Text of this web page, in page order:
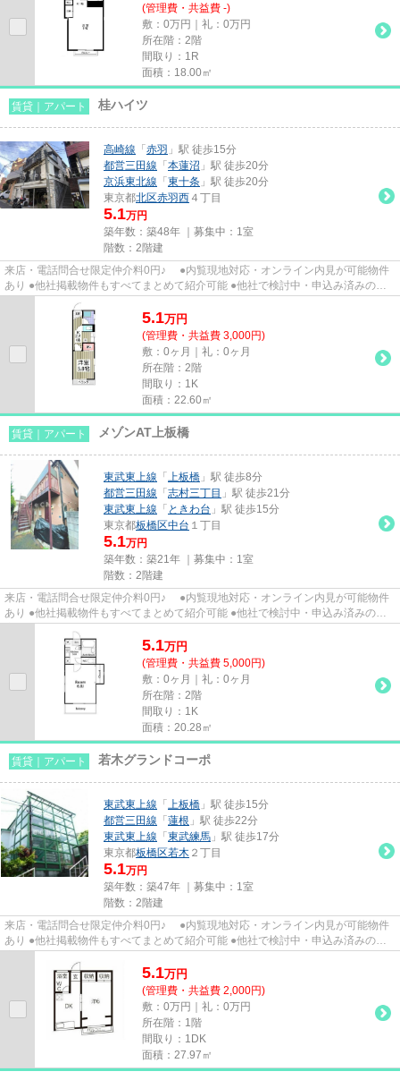
(管理費・共益費 -)
敷：0万円｜礼：0万円
所在階：2階
間取り：1R
面積：18.00㎡
賃貸｜アパート 桂ハイツ
高崎線 「 赤羽 」駅 徒歩15分
都営三田線 「 本蓮沼 」駅 徒歩20分
京浜東北線 「 東十条 」駅 徒歩20分
東京都北区赤羽西 ４丁目
5.1万円
築年数：築48年 ｜募集中： 1室
階数：2階建
来店・電話問合せ限定仲介料0円♪ ●内覧現地対応・オンライン内見が可能物件
あり ●他社掲載物件もすべてまとめて紹介可能 ●他社で検討中・申込み済みのお
客様、初期費用がさらに減額...
5.1万円
(管理費・共益費 3,000円)
敷：0ヶ月｜礼：0ヶ月
所在階：2階
間取り：1K
面積：22.60㎡
賃貸｜アパート メゾンAT上板橋
東武東上線 「 上板橋 」駅 徒歩8分
都営三田線 「 志村三丁目 」駅 徒歩21分
東武東上線 「 ときわ台 」駅 徒歩15分
東京都板橋区中台 １丁目
5.1万円
築年数：築21年 ｜募集中： 1室
階数：2階建
来店・電話問合せ限定仲介料0円♪ ●内覧現地対応・オンライン内見が可能物件
あり ●他社掲載物件もすべてまとめて紹介可能 ●他社で検討中・申込み済みのお
5.1万円
(管理費・共益費 5,000円)
敷：0ヶ月｜礼：0ヶ月
所在階：2階
間取り：1K
面積：20.28㎡
賃貸｜アパート 若木グランドコーポ
東武東上線 「 上板橋 」駅 徒歩15分
都営三田線 「 蓮根 」駅 徒歩22分
東武東上線 「 東武練馬 」駅 徒歩17分
東京都板橋区若木 ２丁目
5.1万円
築年数：築47年 ｜募集中： 1室
階数：2階建
来店・電話問合せ限定仲介料0円♪ ●内覧現地対応・オンライン内見が可能物件
あり ●他社掲載物件もすべてまとめて紹介可能 ●他社で検討中・申込み済みのお
5.1万円
(管理費・共益費 2,000円)
敷：0万円｜礼：0万円
所在階：1階
間取り：1DK
面積：27.97㎡